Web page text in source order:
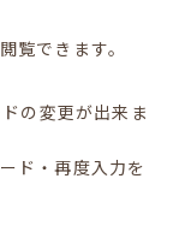
覧できます。
の変更が出来ま
ド・再度入力を